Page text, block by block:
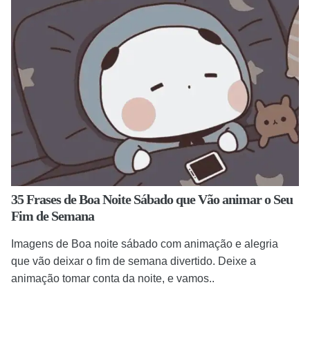
35 Frases de Boa Noite Sábado que Vão animar o Seu
Fim de Semana
Imagens de Boa noite sábado com animação e alegria
que vão deixar o fim de semana divertido. Deixe a
animação tomar conta da noite, e vamos..